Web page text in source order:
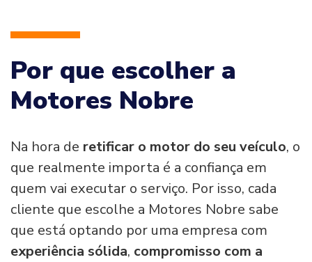
Por que escolher a
Motores Nobre
Na hora de retificar o motor do seu veículo, o
que realmente importa é a confiança em
quem vai executar o serviço. Por isso, cada
cliente que escolhe a Motores Nobre sabe
que está optando por uma empresa com
experiência sólida, compromisso com a